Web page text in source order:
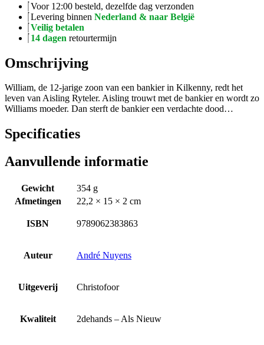
Voor 12:00 besteld, dezelfde dag verzonden
Levering binnen Nederland & naar België
Veilig betalen
14 dagen retourtermijn
Omschrijving
William, de 12-jarige zoon van een bankier in Kilkenny, redt het
leven van Aisling Ryteler. Aisling trouwt met de bankier en wordt zo
Williams moeder. Dan sterft de bankier een verdachte dood…
Specificaties
Aanvullende informatie
Gewicht
354 g
Afmetingen
22,2 × 15 × 2 cm
ISBN 9789062383863
Auteur André Nuyens
Uitgeverij Christofoor
Kwaliteit 2dehands – Als Nieuw